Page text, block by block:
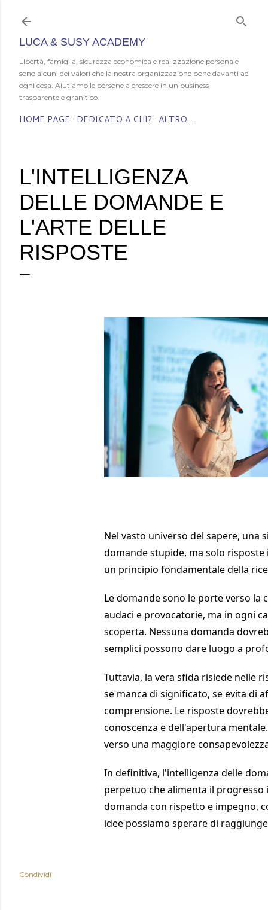
LUCA & SUSY ACADEMY
Libertà, famiglia, sicurezza economica e realizzazione personale
sono alcuni dei valori che la nostra organizzazione pone davanti ad
ogni cosa. Aiutiamo le persone a crescere in un business
trasparente e granitico.
HOME PAGE DEDICATO A CHI? ALTRO…
L'INTELLIGENZA
DELLE DOMANDE E
L'ARTE DELLE
RISPOSTE
Nel vasto universo del sapere, una
domande stupide, ma solo
un principio fondamentale della
Le domande sono le porte verso la
audaci e provocatorie, ma in ogni
scoperta. Nessuna domanda
semplici possono dare luogo a
Tuttavia, la vera sfida risiede nelle
se manca di significato, se evita di
comprensione. Le risposte
conoscenza e dell'apertura
verso una maggiore
In definitiva, l'intelligenza delle
perpetuo che alimenta il
domanda con rispetto e impegno,
idee possiamo sperare di
Condividi